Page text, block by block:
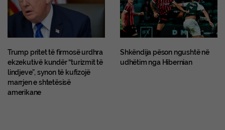
Trump pritet të firmosë urdhra
ekzekutivë kundër “turizmit të
lindjeve”, synon të kufizojë
marrjen e shtetësisë
amerikane
Shkëndija pëson ngushtë në
udhëtim nga Hibernian